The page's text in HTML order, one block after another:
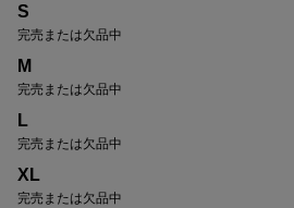
XL
67.0cm55.0cm
USM
USL
70.0cm61.0cm
S
完売または欠品中
M
完売または欠品中
L
完売または欠品中
XL
完売または欠品中